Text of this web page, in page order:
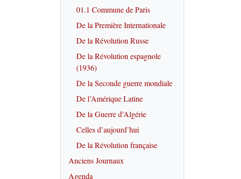
01.1 Commune de Paris
De la Première Internationale
De la Révolution Russe
De la Révolution espagnole
(1936)
De la Seconde guerre mondiale
De l’Amérique Latine
De la Guerre d’Algérie
Celles d’aujourd’hui
De la Révolution française
Anciens Journaux
Agenda